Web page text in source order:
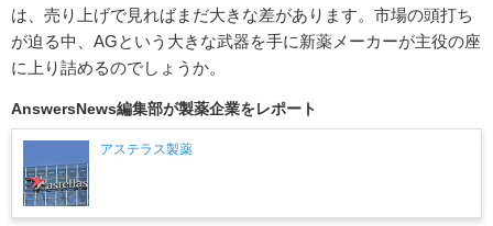
は、売り上げで見ればまだ大きな差があります。市場の頭打ち
が迫る中、AGという大きな武器を手に新薬メーカーが主役の座
に上り詰めるのでしょうか。
AnswersNews編集部が製薬企業をレポート
アステラス製薬